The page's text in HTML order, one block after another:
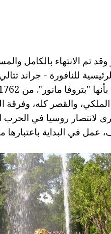
وقد تم الانتهاء بالكامل
للنافورة - جراند
والقصر كله،
لانتصار روسيا في
عمل في البداية باعتبارها